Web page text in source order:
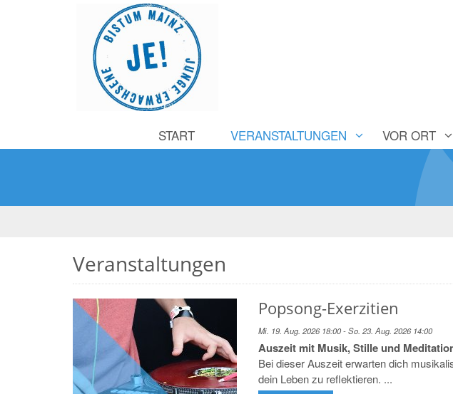
START VERANSTALTUNGEN VOR ORT
Veranstaltungen
Popsong-Exerzitien
Mi. 19. Aug. 2026 18:00 - So. 23. Aug. 2026 14:00
Auszeit mit Musik, Stille und
Bei dieser Auszeit erwarten dich
dein Leben zu reflektieren. ...